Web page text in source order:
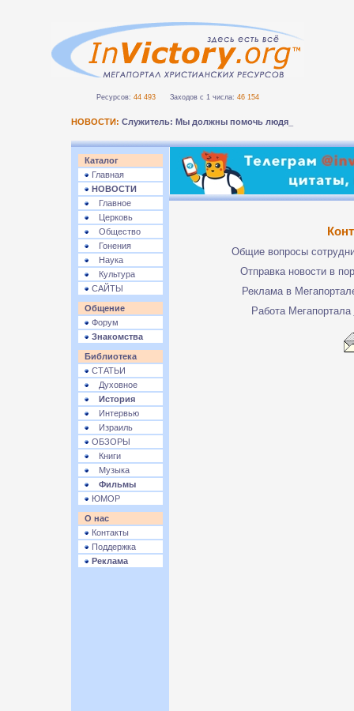
Ресурсов: 44 493 Заходов с 1 числа: 46 154
НОВОСТИ: Служитель: Мы должны помочь людям без-
Каталог
Главная
НОВОСТИ
Главное
Церковь
Общество
Гонения
Наука
Культура
САЙТЫ
Общение
Форум
Знакомства
Библиотека
СТАТЬИ
Духовное
История
Интервью
Израиль
ОБЗОРЫ
Книги
Музыка
Фильмы
ЮМОР
О нас
Контакты
Поддержка
Реклама
Общие вопросы
Отправка новости в
Реклама в
Работа Мегапортала